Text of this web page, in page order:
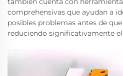
comprehensivas que ayudan a
posibles problemas antes de
reduciendo significativamente